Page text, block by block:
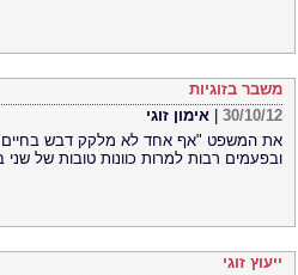
משבר בזוגיות
30/10/12
אימון זוגי
את המשפט "אף אחד לא מלקק דבש בחיים"
ובפעמים רבות למרות כוונות טובות של שני
ייעוץ זוגי